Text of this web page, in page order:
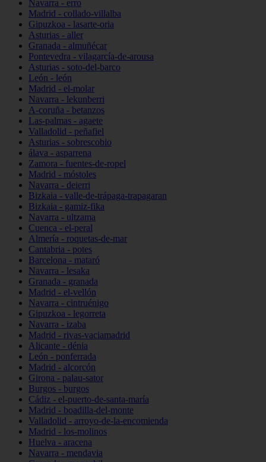
Navarra - erro
Madrid - collado-villalba
Gipuzkoa - lasarte-oria
Asturias - aller
Granada - almuñécar
Pontevedra - vilagarcía-de-arousa
Asturias - soto-del-barco
León - león
Madrid - el-molar
Navarra - lekunberri
A-coruña - betanzos
Las-palmas - agaete
Valladolid - peñafiel
Asturias - sobrescobio
álava - asparrena
Zamora - fuentes-de-ropel
Madrid - móstoles
Navarra - deierri
Bizkaia - valle-de-trápaga-trapagaran
Bizkaia - gamiz-fika
Navarra - ultzama
Cuenca - el-peral
Almería - roquetas-de-mar
Cantabria - potes
Barcelona - mataró
Navarra - lesaka
Granada - granada
Madrid - el-vellón
Navarra - cintruénigo
Gipuzkoa - legorreta
Navarra - izaba
Madrid - rivas-vaciamadrid
Alicante - dénia
León - ponferrada
Madrid - alcorcón
Girona - palau-sator
Burgos - burgos
Cádiz - el-puerto-de-santa-maría
Madrid - boadilla-del-monte
Valladolid - arroyo-de-la-encomienda
Madrid - los-molinos
Huelva - aracena
Navarra - mendavia